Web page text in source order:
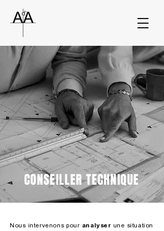
CONSEILLER TECHNIQUE
Nous intervenons pour analyser une situation